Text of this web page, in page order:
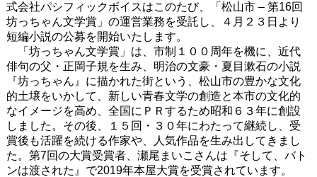
式会社パシフィックボイスはこのたび、「松山市 – 第16回
坊っちゃん文学賞」の運営業務を受託し、
４月２３日より
短編小説の公募を開始いたします。
「坊っちゃん文学賞」は、市制１００周年を機に、近代
俳句の父・ 正岡子規を生み、明治の文豪・夏目漱石の小説
『坊っちゃん』 に描かれた街という、松山市の豊かな文化
的土壌をいかして、 新しい青春文学の創造と本市の文化的
なイメージを高め、 全国にＰＲするため昭和６３年に創設
しました。その後、１５回・ ３０年にわたって継続し、受
賞後も活躍を続ける作家や、
人気作品を生み出してきまし
た。第7回の大賞受賞者、瀬尾まいこさんは『そして、バト
ンは渡された』で2019年本屋大賞を受賞されています。